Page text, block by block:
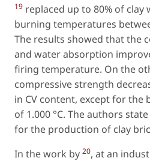
19 replaced up to 80% of clay
burning temperatures
The results showed that the
and water absorption
firing temperature. On the
compressive strength
in CV content, except for
of 1.000 °C. The authors
for the production of clay
In the work by 20, at an